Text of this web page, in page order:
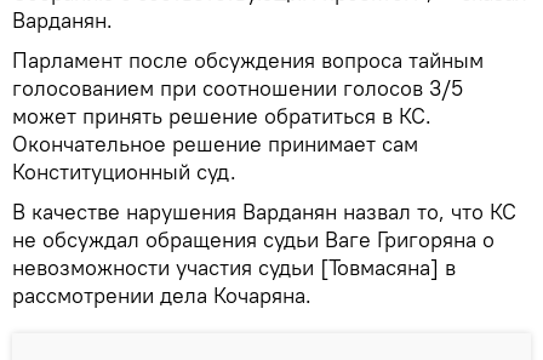
Варданян.
Парламент после обсуждения вопроса тайным
голосованием при соотношении голосов 3/5
может принять решение обратиться в КС.
Окончательное решение принимает сам
Конституционный суд.
В качестве нарушения Варданян назвал то, что КС
не обсуждал обращения судьи Ваге Григоряна о
невозможности участия судьи [Товмасяна] в
рассмотрении дела Кочаряна.